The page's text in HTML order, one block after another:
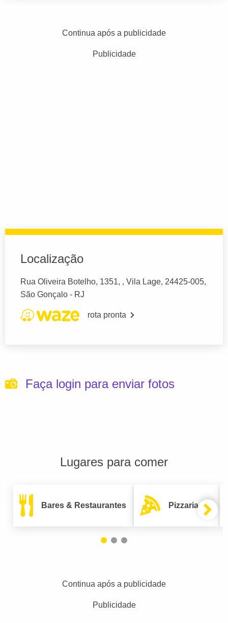
Continua após a publicidade
Publicidade
Localização
Rua Oliveira Botelho, 1351, , Vila Lage, 24425-005,
São Gonçalo - RJ
rota pronta
Faça login para enviar fotos
Lugares para comer
Bares & Restaurantes Pizzarias
Continua após a publicidade
Publicidade